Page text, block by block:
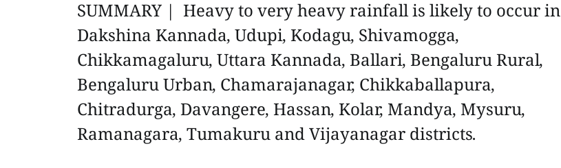
SUMMARY | Heavy to very heavy rainfall is likely to occur in
Dakshina Kannada, Udupi, Kodagu, Shivamogga,
Chikkamagaluru, Uttara Kannada, Ballari, Bengaluru Rural,
Bengaluru Urban, Chamarajanagar, Chikkaballapura,
Chitradurga, Davangere, Hassan, Kolar, Mandya, Mysuru,
Ramanagara, Tumakuru and Vijayanagar districts.